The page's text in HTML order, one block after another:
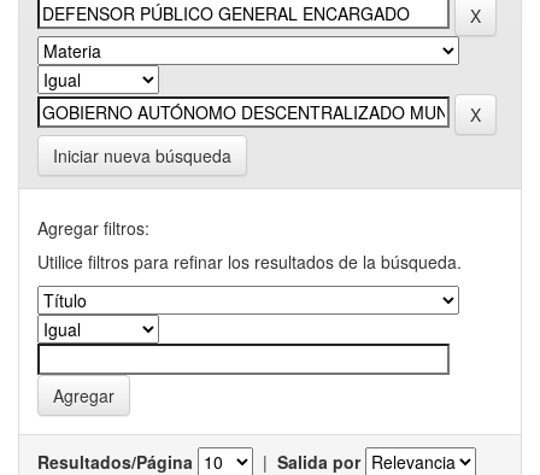
Iniciar nueva búsqueda
Agregar filtros:
Utilice filtros para refinar los resultados de la búsqueda.
Resultados/Página | Salida por